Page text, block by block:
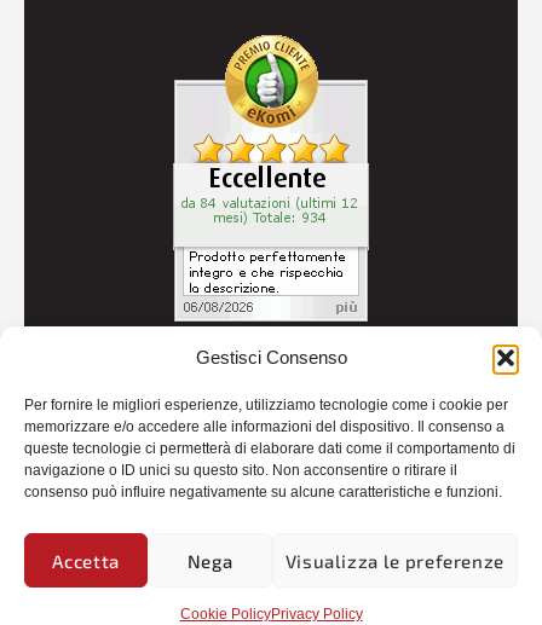
Gestisci Consenso
Per fornire le migliori esperienze, utilizziamo tecnologie come i cookie per
memorizzare e/o accedere alle informazioni del dispositivo. Il consenso a
queste tecnologie ci permetterà di elaborare dati come il comportamento di
navigazione o ID unici su questo sito. Non acconsentire o ritirare il
consenso può influire negativamente su alcune caratteristiche e funzioni.
Accetta Nega Visualizza le preferenze
Cookie PolicyPrivacy Policy
Credits